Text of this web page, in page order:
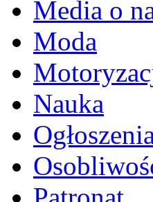
Media o
Moda
Nauka